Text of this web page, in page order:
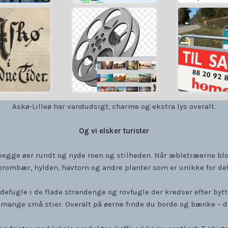
til Askø
FILM &
BILLEDER
Film og billeder
vedr. Askø/Lilleø
Fortsæt....
Til
Askø-Lilleø har vandudsigt, charme og ekstra lys overalt.
Og vi elsker turister
øer rundt og nyde roen og stilheden. Når æbletræerne
hylden, havtorn og andre planter som er unikke for
i de flade strandenge og rovfugle der kredser efter
små stier. Overalt på øerne finde du borde og bænke –